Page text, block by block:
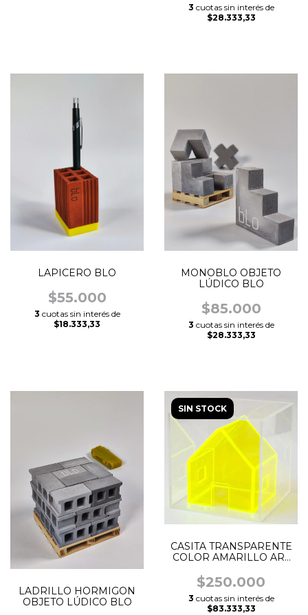
3 cuotas sin interés de
$28.333,33
LAPICERO BLO
$55.000
3 cuotas sin interés de
$18.333,33
MONOBLO OBJETO
LÚDICO BLO
$85.000
3 cuotas sin interés de
$28.333,33
LADRILLO HORMIGON
OBJETO LÚDICO BLO
SIN STOCK
CASITA TRANSPARENTE
COLOR AMARILLO ART
$250.000
3 cuotas sin interés de
$83.333,33